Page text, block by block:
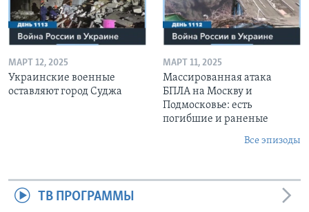
МАРТ 12, 2025
Украинские военные
оставляют город Суджа
МАРТ 11, 2025
Массированная атака
БПЛА на Москву и
Подмосковье: есть
погибшие и раненые
Все эпизоды
ТВ ПРОГРАММЫ